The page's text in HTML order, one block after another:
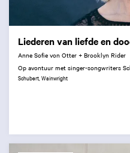
Liederen van liefde en
Anne Sofie von Otter + Brooklyn Rider
Op avontuur met singer-songwriters
Schubert, Wainwright